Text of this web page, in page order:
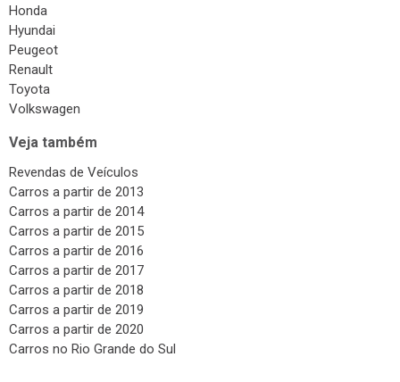
Honda
Hyundai
Peugeot
Renault
Toyota
Volkswagen
Veja também
Revendas de Veículos
Carros a partir de 2013
Carros a partir de 2014
Carros a partir de 2015
Carros a partir de 2016
Carros a partir de 2017
Carros a partir de 2018
Carros a partir de 2019
Carros a partir de 2020
Carros no Rio Grande do Sul